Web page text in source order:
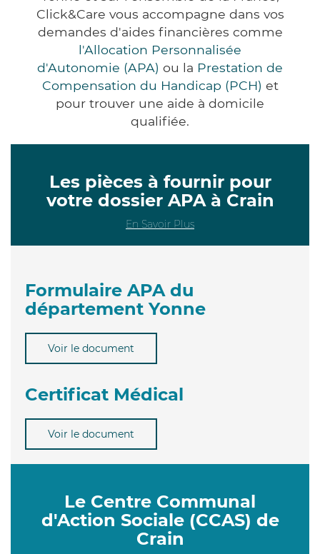
Click&Care vous accompagne dans vos
demandes d'aides financières comme
l'Allocation Personnalisée
d'Autonomie (APA) ou la Prestation de
Compensation du Handicap (PCH) et
pour trouver une aide à domicile
qualifiée.
Les pièces à fournir pour
votre dossier APA à Crain
En Savoir Plus
Formulaire APA du
département Yonne
Voir le document
Certificat Médical
Voir le document
Le Centre Communal
d'Action Sociale (CCAS) de
Crain